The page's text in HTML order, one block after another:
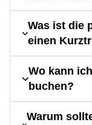
Was ist die
einen
Wo kann
buchen?
Warum